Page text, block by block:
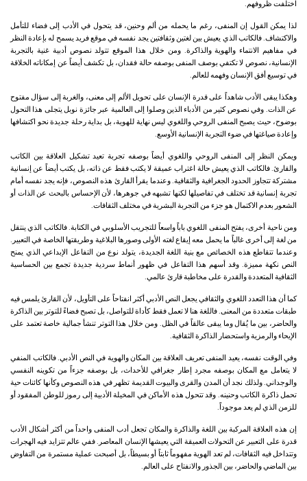
اختلفت ظروفهم.
لذا يمكن القول إن المنفى، رغم ما يحمله من ألم وحنين، قد يتحول في الأدب إلى فضاء للتأمل
والاكتشاف. فالكاتب الذي يعيش بين لغتين وثقافتين يجد نفسه في موقع فريد يسمح له بإعادة النظر
في مفاهيم الانتماء والهوية والذاكرة. ومن خلال هذا الموقع تتولد نصوص أدبية غنية بالتجربة
الإنسانية، نصوص لا تكتفي بوصف المنفى بوصفه حالة فقدان، بل تكشف أيضاً عن إمكاناته الخلاقة
في توسيع أفق الإنسان وفهمه للعالم.
وهكذا يبقى الأدب شاهداً على قدرة الإنسان على تحويل الألم إلى معنى، والغربة إلى سؤال مفتوح
عن الذات. وفي نصوص كثير من الأدباء الذين وصلوا إلى العالمية عبر جائزة نوبل يتجلى هذا التحول
بوضوح، حيث يصبح المنفى الروحي واللغوي ليس نهاية للهوية، بل بداية رحلة جديدة نحو اكتشافها
وإعادة صياغتها في ضوء التجربة الإنسانية الأوسع.
ويمكن النظر إلى المنفى الروحي واللغوي أيضاً بوصفه تجربة تعيد تشكيل العلاقة بين الكاتب
والقارئ. فالكاتب الذي يعيش حالة اغتراب عميقة لا يكتب فقط عن ذاته، بل يكتب أيضاً عن إنسانية
مشتركة تتجاوز الحدود الجغرافية والثقافية. وعندما يقرأ القارئ هذه النصوص، فإنه يجد نفسه أمام
تجربة إنسانية قد تختلف في تفاصيلها لكنها تشبهه في جوهرها، لأن الإحساس بالبحث عن الذات أو
الشعور بعدم الاكتمال هو جزء من التجربة البشرية في مختلف الثقافات.
ومن ناحية أخرى، يفتح المنفى اللغوي باباً واسعاً للتجريب الأسلوبي في الكتابة. فالكاتب الذي ينتقل
من لغة إلى أخرى غالباً ما يحمل معه إيقاع لغته الأولى وصورها البلاغية وطريقتها الخاصة في التعبير.
وعندما تتقاطع هذه الخصائص مع بنية اللغة الجديدة، يتولد نوع من التفاعل الإبداعي الذي يمنح
النص نكهة مميزة. وقد أسهم هذا التفاعل في ظهور أنماط سردية جديدة تجمع بين الحساسية
الثقافية المتعددة والقدرة على مخاطبة قارئ عالمي.
كما أن هذا التعدد اللغوي والثقافي يجعل النص الأدبي أكثر انفتاحاً على التأويل، لأن القارئ يلمس فيه
طبقات متعددة من المعنى. فاللغة هنا لا تعمل فقط كأداة للتواصل، بل تصبح فضاءً للتوتر بين الذاكرة
والحاضر، بين ما يُقال وما يبقى عالقاً في الظل. ومن خلال هذا التوتر تنشأ جمالية خاصة تعتمد على
الإيحاء والرمزية واستحضار الذاكرة الثقافية.
وفي الوقت نفسه، يعيد المنفى تعريف العلاقة بين المكان والهوية في النص الأدبي. فالكاتب المنفي
لا يتعامل مع المكان بوصفه مجرد إطار جغرافي للأحداث، بل بوصفه جزءاً من تكوينه النفسي
والوجداني. ولذلك نجد أن المدن والقرى والبيوت القديمة تظهر في هذه النصوص وكأنها كائنات حية
تحمل ذاكرة الكاتب وحنينه. وقد تتحول هذه الأماكن في المخيلة الأدبية إلى رموز للوطن المفقود أو
للزمن الذي لم يعد موجوداً.
إن هذه العلاقة المركبة بين اللغة والذاكرة والمكان تجعل أدب المنفى واحداً من أكثر أشكال الأدب
قدرة على التعبير عن التحولات العميقة التي يعيشها الإنسان المعاصر. ففي عالم تتزايد فيه الهجرات
وتتداخل فيه الثقافات، لم تعد الهوية مفهوماً ثابتاً أو بسيطاً، بل أصبحت عملية مستمرة من التفاوض
بين الماضي والحاضر، بين الجذور والانفتاح على العالم.